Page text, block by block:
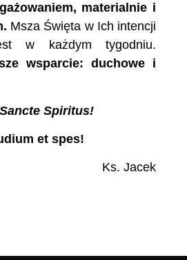
materialnie i
Msza Święta w Ich intencji
w każdym tygodniu.
wsparcie: duchowe i
Spiritus!
et spes!
Ks. Jacek